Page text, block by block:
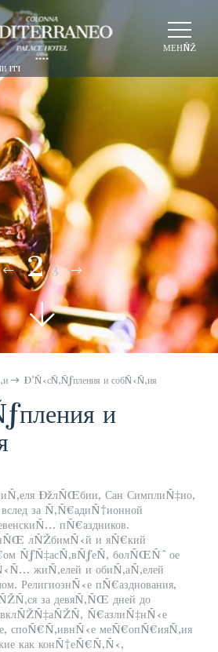
МЕНÑŽ
ITI
2/3
Ð’Ñ‹сÑ‚Ñƒпления и собÑ‹Ñ‚ия
и
ÐžлÑŒбии, Сан СимплиÑ‡ио,
за Ñ‚Ñ€адиÑ†ионной
пÑ€аздников.
лÑŽбимÑ‹й и яÑ€кий
ÑƒÑ‡асÑ‚вÑƒеÑ‚ болÑŒÑˆое
жиÑ‚елей и обиÑ‚аÑ‚елей
РелигиознÑ‹е пÑ€азднования,
за девяÑ‚ÑŒ дней до
вклÑŽÑ‡аÑŽÑ‚ Ñ€азлиÑ‡нÑ‹е
меÑ€опÑ€ияÑ‚ия
как конÑ†еÑ€Ñ‚Ñ‹,